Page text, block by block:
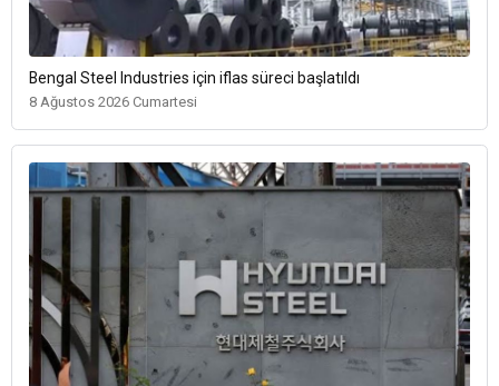
Bengal Steel Industries için iflas süreci başlatıldı
8 Ağustos 2026 Cumartesi